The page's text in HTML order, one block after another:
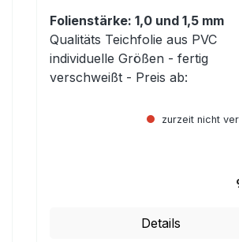
Folienstärke: 1,0 und 1,5 mm
Qualitäts Teichfolie aus PVC
individuelle Größen - fertig
verschweißt - Preis ab:
zurzeit nicht
Details